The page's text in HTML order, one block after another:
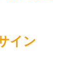
イン